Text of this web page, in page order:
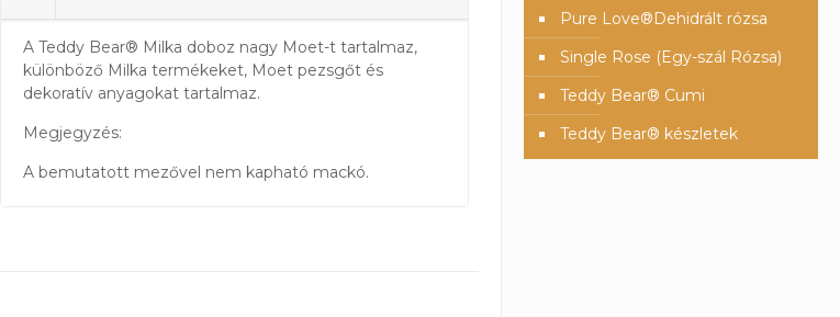
A Teddy Bear® Milka doboz nagy Moet-t tartalmaz,
különböző Milka termékeket, Moet pezsgőt és
dekoratív anyagokat tartalmaz.
Megjegyzés:
A bemutatott mezővel nem kapható mackó.
Pure Love®️Dehidrált rózsa
Single Rose (Egy-szál Rózsa)
Teddy Bear® Cumi
Teddy Bear® készletek